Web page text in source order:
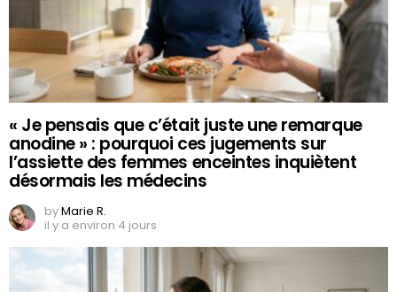
« Je pensais que c’était juste une remarque
anodine » : pourquoi ces jugements sur
l’assiette des femmes enceintes inquiètent
désormais les médecins
byMarie R.
il y a environ 4 jours